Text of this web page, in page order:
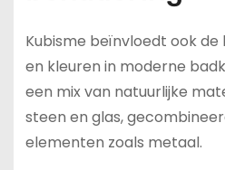
Kubisme beïnvloedt ook
en kleuren in moderne
een mix van natuurlijke
steen en glas,
elementen zoals metaal.